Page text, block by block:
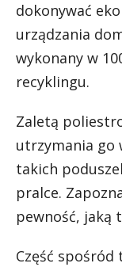
dokonywać
urządzania
wykonany w
recyklingu.
Zaletą
utrzymania go
takich
pralce.
pewność, jaką
Część spośród